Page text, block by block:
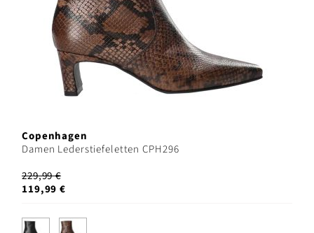
Copenhagen
Damen Lederstiefeletten CPH296
229,99 €
119,99 €